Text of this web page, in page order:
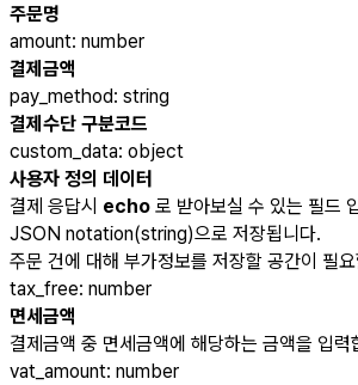
주문명
amount: number
결제금액
pay_method: string
결제수단 구분코드
custom_data: object
사용자 정의 데이터
결제 응답시 echo 로 받아보실 수 있는 필드
JSON notation(string)으로 저장됩니다.
주문 건에 대해 부가정보를 저장할 공간이 필
tax_free: number
면세금액
결제금액 중 면세금액에 해당하는 금액을 입력
vat_amount: number